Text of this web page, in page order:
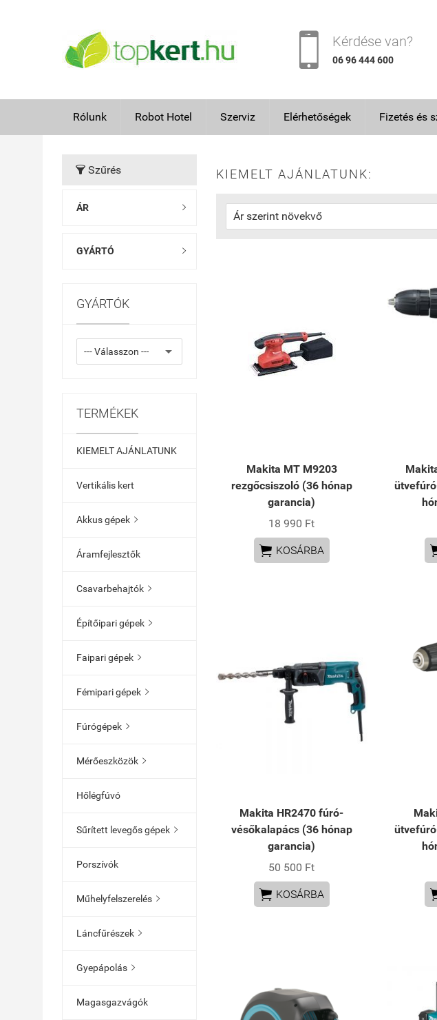
 Kérdése van?
06 96 444 600
Rólunk Robot Hotel Szerviz Elérhetőségek Fizetés és
 Szűrés
ÁR 
GYÁRTÓ 
GYÁRTÓK
TERMÉKEK
KIEMELT AJÁNLATUNK
Vertikális kert
Akkus gépek 
Áramfejlesztők
Csavarbehajtók 
Építőipari gépek 
Faipari gépek 
Fémipari gépek 
Fúrógépek 
Mérőeszközök 
Hőlégfúvó
Sűrített levegős gépek 
Porszívók
Műhelyfelszerelés 
Láncfűrészek 
Gyepápolás 
Magasgazvágók
KIEMELT AJÁNLATUNK:
Makita MT M9203
rezgőcsiszoló (36 hónap
garancia)
18 990 Ft
 KOSÁRBA
Makita HR2470 fúró-
vésőkalapács (36 hónap
garancia)
50 500 Ft
 KOSÁRBA